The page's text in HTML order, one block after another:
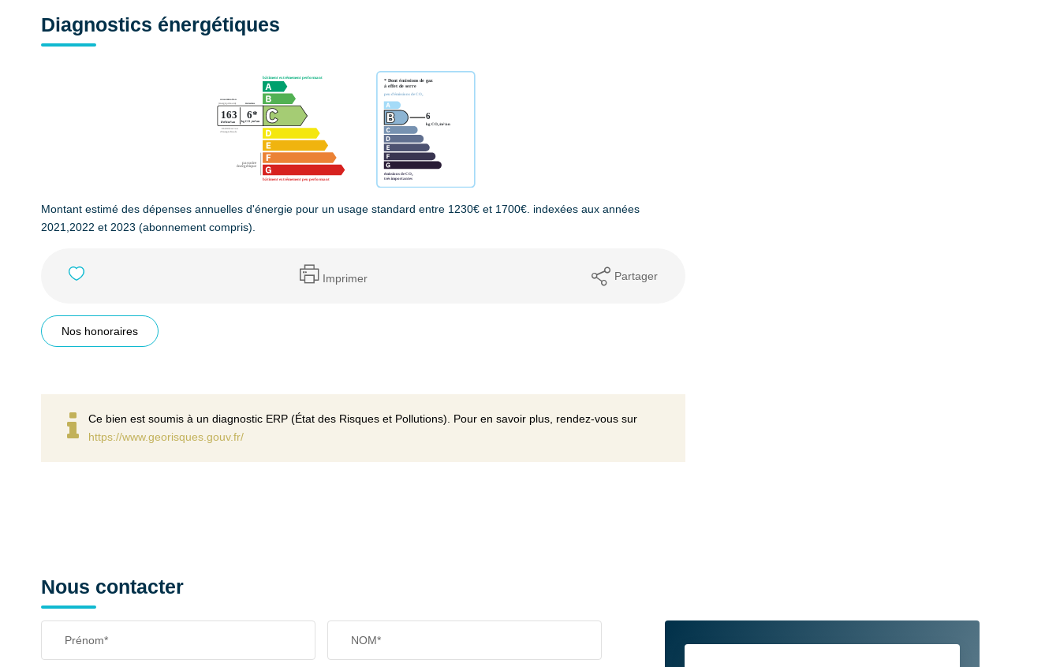
Diagnostics énergétiques
Montant estimé des dépenses annuelles d'énergie pour un usage standard entre 1230€ et 1700€. indexées aux années
2021,2022 et 2023 (abonnement compris).
Imprimer Partager
Nos honoraires
Ce bien est soumis à un diagnostic ERP (État des Risques et Pollutions). Pour en savoir plus, rendez-vous sur
https://www.georisques.gouv.fr/
Nous contacter
Prénom* NOM*